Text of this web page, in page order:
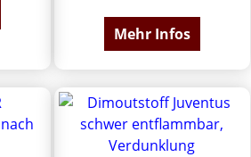
Mehr Infos